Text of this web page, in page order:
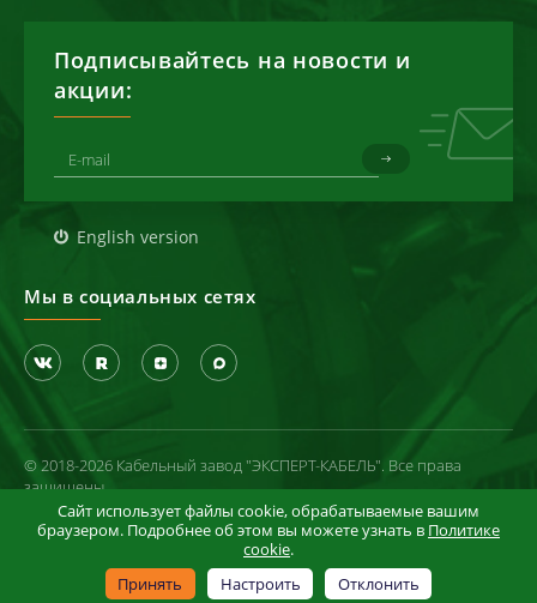
Подписывайтесь на новости и
акции:
English version
Мы в социальных сетях
© 2018-2026 Кабельный завод "ЭКСПЕРТ-КАБЕЛЬ". Все права
защищены
Политика конфиденциальности
Условия использования сайта
Информация в отношении cookie-файлов
Сайт использует файлы cookie, обрабатываемые вашим
браузером. Подробнее об этом вы можете узнать в Политике
cookie.
Принять
Настроить Отклонить